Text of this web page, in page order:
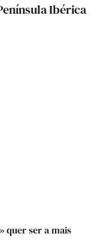
Ibérica
quer ser a mais